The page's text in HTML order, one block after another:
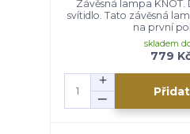
Závěsná lampa KNOT.
svítidlo. Tato závěsná
na první
779
skladem